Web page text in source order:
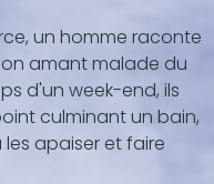
un homme raconte
amant malade du
d'un week-end, ils
culminant un bain,
apaiser et faire